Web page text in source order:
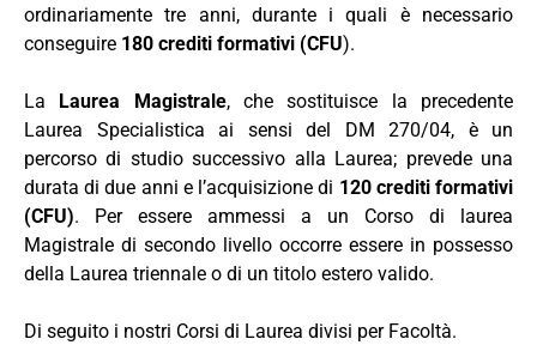
ordinariamente tre anni, durante i quali è necessario
conseguire 180 crediti formativi (CFU).
La Laurea Magistrale, che sostituisce la precedente
Laurea Specialistica ai sensi del DM 270/04, è un
percorso di studio successivo alla Laurea; prevede una
durata di due anni e l’acquisizione di 120 crediti formativi
(CFU). Per essere ammessi a un Corso di laurea
Magistrale di secondo livello occorre essere in possesso
della Laurea triennale o di un titolo estero valido.
Di seguito i nostri Corsi di Laurea divisi per Facoltà.